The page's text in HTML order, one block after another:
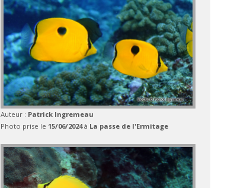
Auteur : Patrick Ingremeau
Photo prise le 15/06/2024à La passe de l'Ermitage